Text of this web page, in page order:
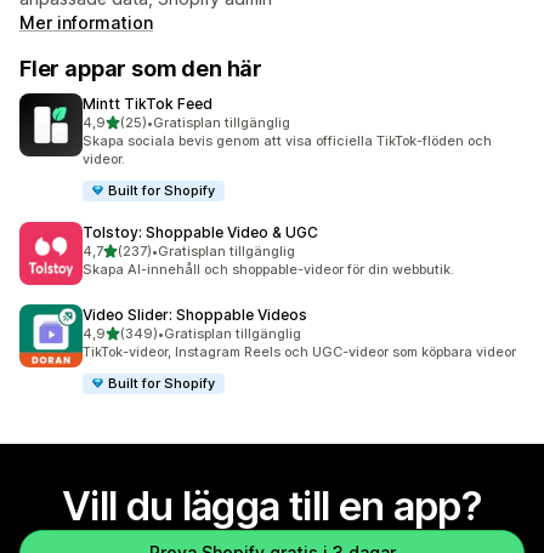
Mer information
Fler appar som den här
Mintt TikTok Feed
4,9av 5 stjärnor
(25)
25 recensioner totalt
•Gratisplan tillgänglig
Skapa sociala bevis genom att visa officiella TikTok-flöden och
videor.
Built for Shopify
Tolstoy: Shoppable Video & UGC
4,7av 5 stjärnor
(237)
237 recensioner totalt
•Gratisplan tillgänglig
Skapa AI-innehåll och shoppable-videor för din webbutik.
Video Slider: Shoppable Videos
4,9av 5 stjärnor
(349)
349 recensioner totalt
•Gratisplan tillgänglig
TikTok-videor, Instagram Reels och UGC-videor som köpbara videor
Built for Shopify
Vill du lägga till en app?